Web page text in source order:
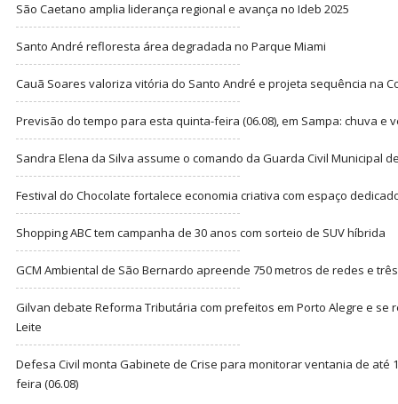
São Caetano amplia liderança regional e avança no Ideb 2025
Santo André refloresta área degradada no Parque Miami
Cauã Soares valoriza vitória do Santo André e projeta sequência na
Previsão do tempo para esta quinta-feira (06.08), em Sampa: chuva e
Sandra Elena da Silva assume o comando da Guarda Civil Municipal
Festival do Chocolate fortalece economia criativa com espaço
Shopping ABC tem campanha de 30 anos com sorteio de SUV híbrida
GCM Ambiental de São Bernardo apreende 750 metros de redes e
Gilvan debate Reforma Tributária com prefeitos em Porto Alegre e se
Leite
Defesa Civil monta Gabinete de Crise para monitorar ventania de até
feira (06.08)